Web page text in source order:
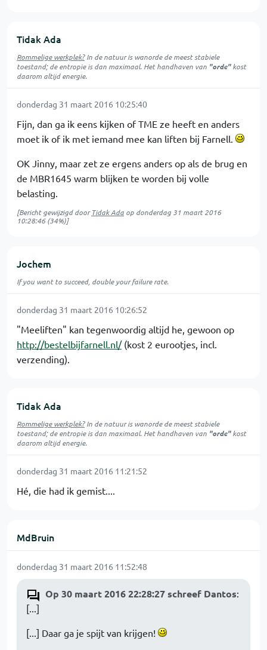
Tidak Ada
Rommelige werkplek?In de natuur iswanordede meest stabiele
toestand; de entropie is dan maximaal. Het handhaven van "orde"kost
daarom altijd energie.
donderdag 31 maart 2016 10:25:40
Fijn, dan ga ik eens kijken of TME ze heeft en anders
moet ik of ik met iemand mee kan liften bij Farnell.
OK Jinny, maar zet ze ergens anders op als de brug en
de MBR1645 warm blijken te worden bij volle
belasting.
[Bericht gewijzigd doorTidak Ada op donderdag 31 maart 2016
10:28:46(34%)]
Jochem
If you want to succeed, double your failure rate.
donderdag 31 maart 2016 10:26:52
"Meeliften" kan tegenwoordig altijd he, gewoon op
http://bestelbijfarnell.nl/(kost 2 eurootjes, incl.
verzending).
Tidak Ada
Rommelige werkplek?In de natuur iswanordede meest stabiele
toestand; de entropie is dan maximaal. Het handhaven van "orde"kost
daarom altijd energie.
donderdag 31 maart 2016 11:21:52
Hé, die had ik gemist....
MdBruin
donderdag 31 maart 2016 11:52:48
Op 30 maart 2016 22:28:27 schreef Dantos:
[...]
[...] Daar ga je spijt van krijgen!